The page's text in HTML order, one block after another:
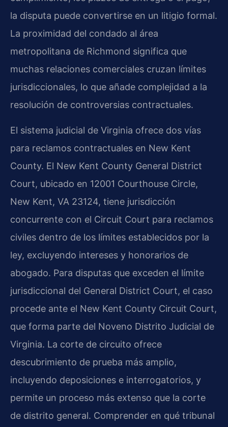
la disputa puede convertirse en un litigio formal.
La proximidad del condado al área
metropolitana de Richmond significa que
muchas relaciones comerciales cruzan límites
jurisdiccionales, lo que añade complejidad a la
resolución de controversias contractuales.
El sistema judicial de Virginia ofrece dos vías
para reclamos contractuales en New Kent
County. El New Kent County General District
Court, ubicado en 12001 Courthouse Circle,
New Kent, VA 23124, tiene jurisdicción
concurrente con el Circuit Court para reclamos
civiles dentro de los límites establecidos por la
ley, excluyendo intereses y honorarios de
abogado. Para disputas que exceden el límite
jurisdiccional del General District Court, el caso
procede ante el New Kent County Circuit Court,
que forma parte del Noveno Distrito Judicial de
Virginia. La corte de circuito ofrece
descubrimiento de prueba más amplio,
incluyendo deposiciones e interrogatorios, y
permite un proceso más extenso que la corte
de distrito general. Comprender en qué tribunal